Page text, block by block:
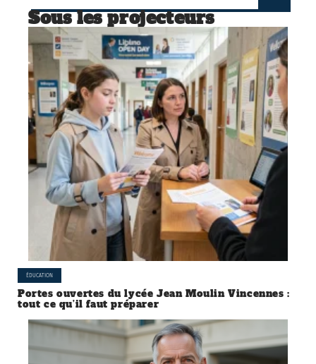
Sous les projecteurs
ÉDUCATION
Portes ouvertes du lycée Jean Moulin Vincennes :
tout ce qu’il faut préparer